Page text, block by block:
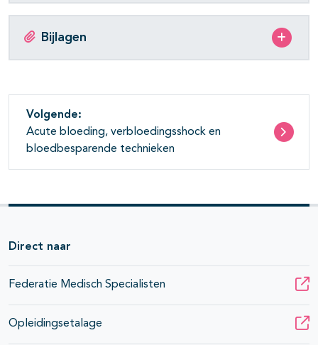
Bijlagen
Volgende:
Acute bloeding, verbloedingsshock en
bloedbesparende technieken
Direct naar
Federatie Medisch Specialisten
Opleidingsetalage